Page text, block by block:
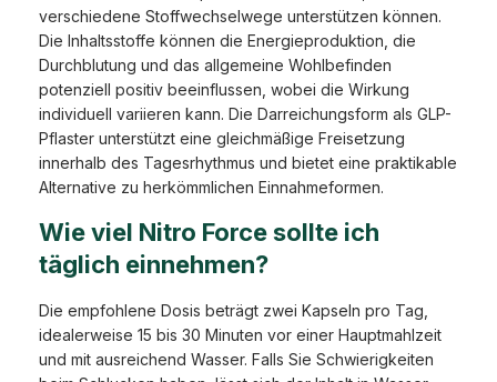
verschiedene Stoffwechselwege unterstützen können.
Die Inhaltsstoffe können die Energieproduktion, die
Durchblutung und das allgemeine Wohlbefinden
potenziell positiv beeinflussen, wobei die Wirkung
individuell variieren kann. Die Darreichungsform als GLP-
Pflaster unterstützt eine gleichmäßige Freisetzung
innerhalb des Tagesrhythmus und bietet eine praktikable
Alternative zu herkömmlichen Einnahmeformen.
Wie viel Nitro Force sollte ich
täglich einnehmen?
Die empfohlene Dosis beträgt zwei Kapseln pro Tag,
idealerweise 15 bis 30 Minuten vor einer Hauptmahlzeit
und mit ausreichend Wasser. Falls Sie Schwierigkeiten